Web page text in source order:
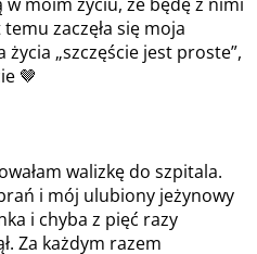
walizkę do szpitala.
i mój ulubiony jeżynowy
i chyba z pięć razy
Za każdym razem